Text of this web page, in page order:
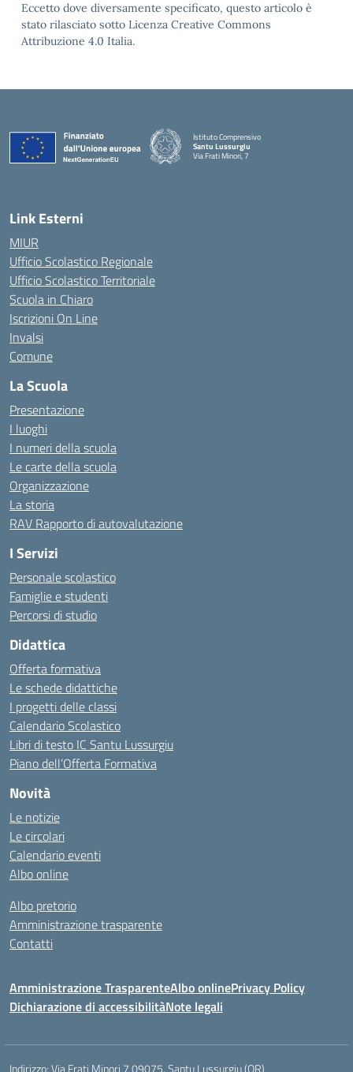
Eccetto dove diversamente specificato, questo articolo è
stato rilasciato sotto Licenza Creative Commons
Attribuzione 4.0 Italia.
Istituto Comprensivo
Santu Lussurgiu
Via Frati Minori, 7
Link Esterni
MIUR
Ufficio Scolastico Regionale
Ufficio Scolastico Territoriale
Scuola in Chiaro
Iscrizioni On Line
Invalsi
Comune
La Scuola
Presentazione
I luoghi
I numeri della scuola
Le carte della scuola
Organizzazione
La storia
RAV Rapporto di autovalutazione
I Servizi
Personale scolastico
Famiglie e studenti
Percorsi di studio
Didattica
Offerta formativa
Le schede didattiche
I progetti delle classi
Calendario Scolastico
Libri di testo IC Santu Lussurgiu
Piano dell’Offerta Formativa
Novità
Le notizie
Le circolari
Calendario eventi
Albo online
Albo pretorio
Amministrazione trasparente
Contatti
Amministrazione TrasparenteAlbo onlinePrivacy Policy
Dichiarazione di accessibilitàNote legali
Indirizzo:Via Frati Minori 7 09075, Santu Lussurgiu (OR)